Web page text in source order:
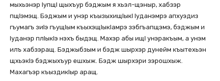
мыхьэнэр IупщI щыхъур бэджым я хьэл-щэныр, хабзэр
пщIэмэщ. Бэджым и унэр къызыхищIыкI Iуданэмрэ апхуэдиз
гъумагъ зиIэ гъущIым къыхэщIыкIамрэ зэбгъапщэмэ, бэджым и
Iуданэр плIыкIэ нэхъ быдэщ. Махэр абы ищI унэракъым, а унэм
илъ хабзэращ. Бэджыбзым и бэдж шырхэр дунейм къытехьэн
щхьэкIэ бэджыхъур ешхыж. Бэдж шырхэри зэрошхыж.
Махагъэр къыздикIыр аращ.